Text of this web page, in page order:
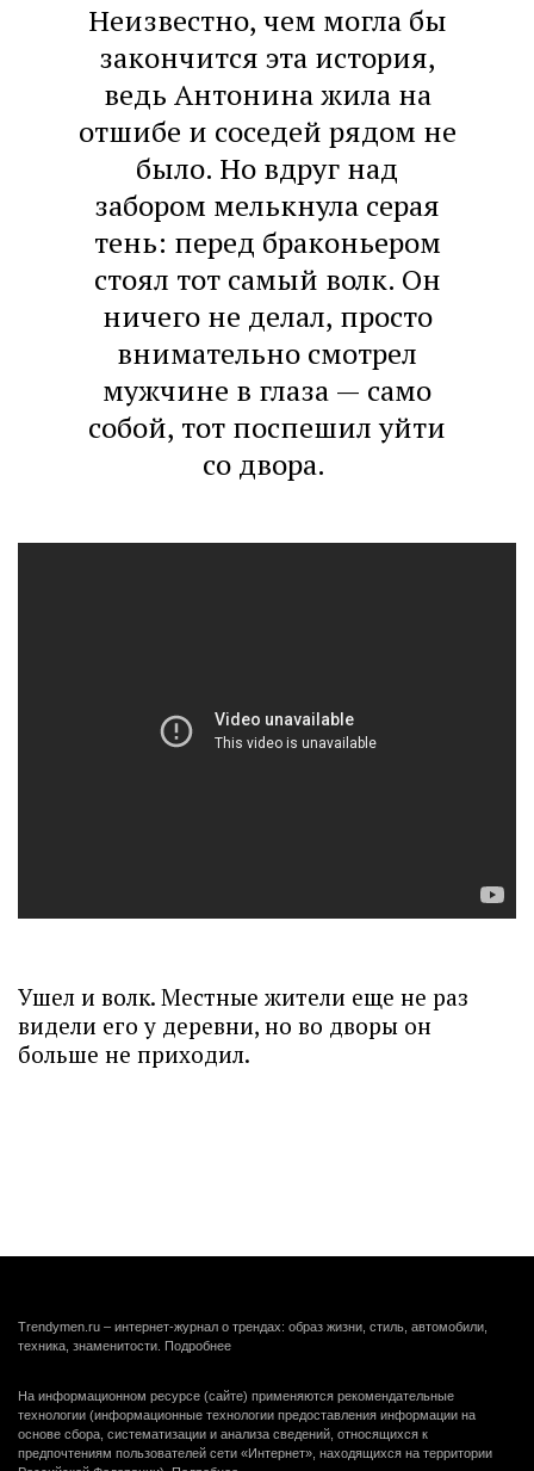
Неизвестно, чем могла бы
закончится эта история,
ведь Антонина жила на
отшибе и соседей рядом не
было. Но вдруг над
забором мелькнула серая
тень: перед браконьером
стоял тот самый волк. Он
ничего не делал, просто
внимательно смотрел
мужчине в глаза — само
собой, тот поспешил уйти
со двора.
Ушел и волк. Местные жители еще не раз
видели его у деревни, но во дворы он
больше не приходил.
Trendymen.ru – интернет-журнал о трендах: образ жизни, стиль, автомобили,
техника, знаменитости. Подробнее
На информационном ресурсе (сайте) применяются рекомендательные
технологии (информационные технологии предоставления информации на
основе сбора, систематизации и анализа сведений, относящихся к
предпочтениям пользователей сети «Интернет», находящихся на территории